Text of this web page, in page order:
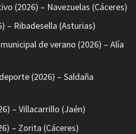
(2026) – Navezuelas (Cáceres)
– Ribadesella (Asturias)
de verano (2026) – Alía
(2026) – Saldaña
– Villacarrillo (Jaén)
– Zorita (Cáceres)